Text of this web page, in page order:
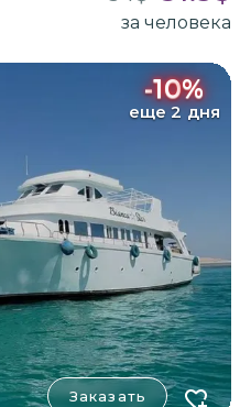
за человека
-10%
еще 2 дня
Заказать